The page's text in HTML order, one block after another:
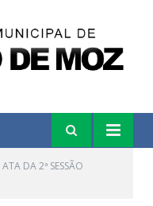
ATA DA 2ª SESSÃO